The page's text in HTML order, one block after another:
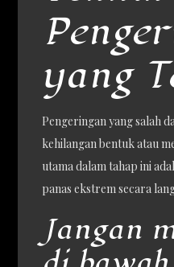
yang
Pengeringan yang salah
kehilangan bentuk atau
utama dalam tahap ini
panas ekstrem secara
Jangan